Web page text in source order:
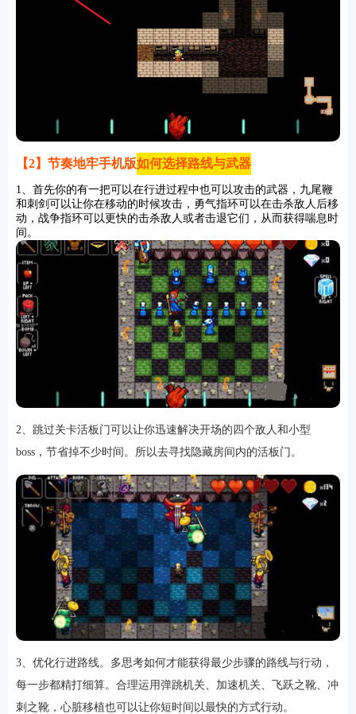
【2】节奏地牢手机版如何选择路线与武器
1、首先你的有一把可以在行进过程中也可以攻击的武器，九尾鞭
和刺剑可以让你在移动的时候攻击，勇气指环可以在击杀敌人后移
动，战争指环可以更快的击杀敌人或者击退它们，从而获得喘息时
间。
2、跳过关卡活板门可以让你迅速解决开场的四个敌人和小型
boss，节省掉不少时间。所以去寻找隐藏房间内的活板门。
3、优化行进路线。多思考如何才能获得最少步骤的路线与行动，
每一步都精打细算。合理运用弹跳机关、加速机关、飞跃之靴、冲
刺之靴，心脏移植也可以让你短时间以最快的方式行动。